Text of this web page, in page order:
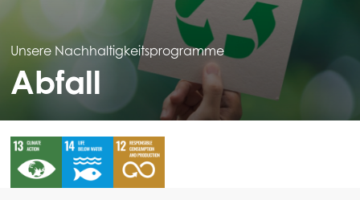
Unsere Nachhaltigkeitsprogramme
Abfall